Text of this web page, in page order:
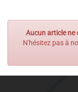
Aucun article ne
N'hésitez pas à